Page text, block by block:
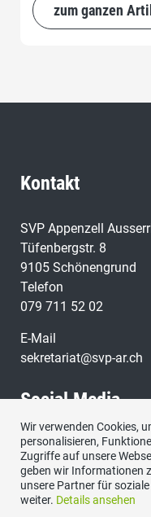
zum ganzen
Kontakt
SVP Appenzell
Tüfenbergstr. 8
9105 Schönengrund
Telefon
079 711 52 02
E-Mail
sekretariat@svp-ar.ch
Social Media
Wir verwenden Cookies,
personalisieren,
Zugriffe auf unsere
geben wir Informationen
unsere Partner für
weiter. Details ansehen